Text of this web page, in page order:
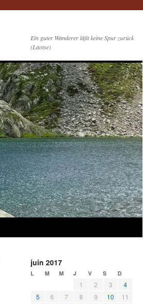
Ein guter Wanderer läßt keine Spur zurück
(Laotse)
juin 2017
L M M J V S D
1 2 3
4
5
6 7 8 9 10
11